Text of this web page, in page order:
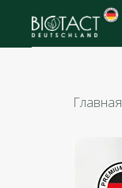
Главная